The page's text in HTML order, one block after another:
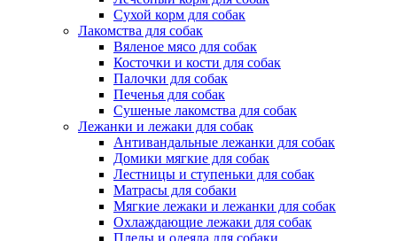
Сухой корм для собак
Лакомства для собак
Вяленое мясо для собак
Косточки и кости для собак
Палочки для собак
Печенья для собак
Сушеные лакомства для собак
Лежанки и лежаки для собак
Антивандальные лежанки для собак
Домики мягкие для собак
Лестницы и ступеньки для собак
Матрасы для собаки
Мягкие лежаки и лежанки для собак
Охлаждающие лежаки для собак
Пледы и одеяла для собаки